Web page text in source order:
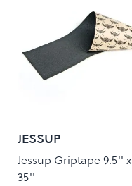
JESSUP
Jessup Griptape 9.5'' x
35''